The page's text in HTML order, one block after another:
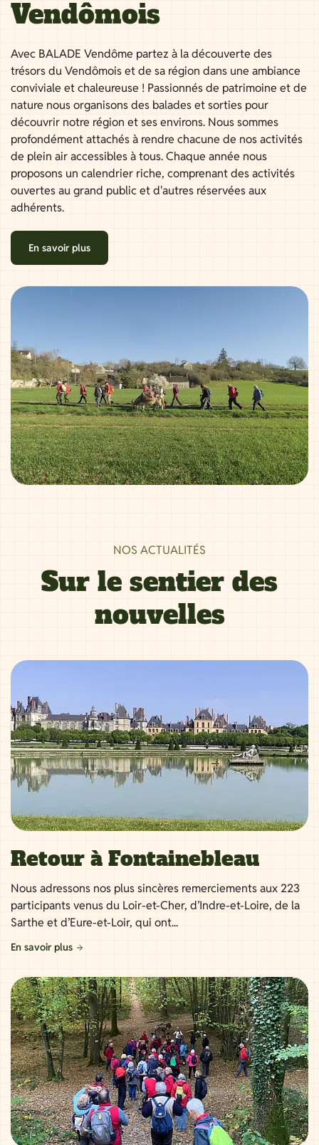
Vendômois
Avec BALADE Vendôme partez à la découverte des
trésors du Vendômois et de sa région dans une ambiance
conviviale et chaleureuse ! Passionnés de patrimoine et de
nature nous organisons des balades et sorties pour
découvrir notre région et ses environs. Nous sommes
profondément attachés à rendre chacune de nos activités
de plein air accessibles à tous. Chaque année nous
proposons un calendrier riche, comprenant des activités
ouvertes au grand public et d'autres réservées aux
adhérents.
En savoir plus
NOS ACTUALITÉS
Sur le sentier des
nouvelles
Retour à Fontainebleau
Nous adressons nos plus sincères remerciements aux 223
participants venus du Loir-et-Cher, d’Indre-et-Loire, de la
Sarthe et d’Eure-et-Loir, qui ont...
En savoir plus